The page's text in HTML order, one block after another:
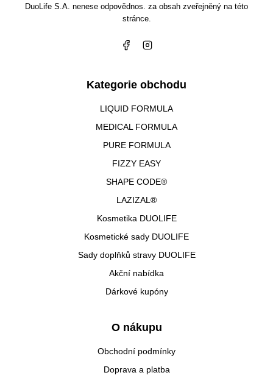
DuoLife S.A. nenese odpovědnos. za obsah zveřejněný na této
stránce.
Kategorie obchodu
LIQUID FORMULA
MEDICAL FORMULA
PURE FORMULA
FIZZY EASY
SHAPE CODE®
LAZIZAL®
Kosmetika DUOLIFE
Kosmetické sady DUOLIFE
Sady doplňků stravy DUOLIFE
Akční nabídka
Dárkové kupóny
O nákupu
Obchodní podmínky
Doprava a platba